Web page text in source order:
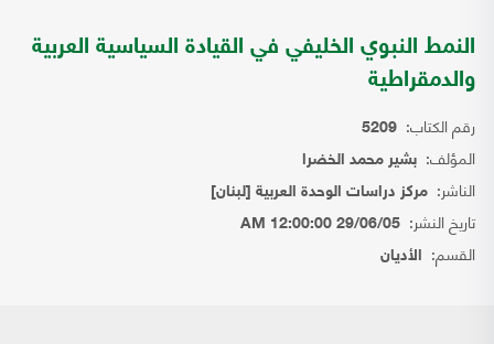
النمط النبوي الخليفي في القيادة السياسية العربية
والدمقراطية
رقم الكتاب: 5209
المؤلف: بشير محمد الخضرا
الناشر: مركز دراسات الوحدة العربية [لبنان]
تاريخ النشر: 29/06/05 12:00:00 AM
القسم: الأديان